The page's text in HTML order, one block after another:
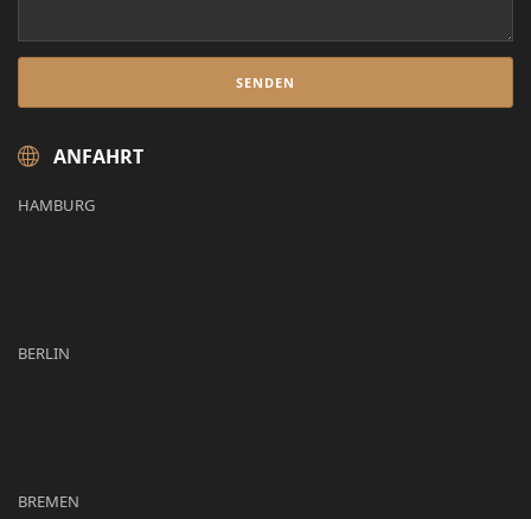
ANFAHRT
HAMBURG
BERLIN
BREMEN